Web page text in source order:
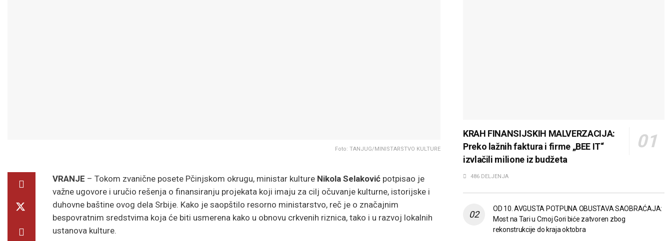
Foto: TANJUG/MINISTARSTVO KULTURE
VRANJE – Tokom zvanične posete Pčinjskom okrugu, ministar kulture Nikola Selaković potpisao je
važne ugovore i uručio rešenja o finansiranju projekata koji imaju za cilj očuvanje kulturne, istorijske i
duhovne baštine ovog dela Srbije. Kako je saopštilo resorno ministarstvo, reč je o značajnim
bespovratnim sredstvima koja će biti usmerena kako u obnovu crkvenih riznica, tako i u razvoj lokalnih
ustanova kulture.
KRAH FINANSIJSKIH MALVERZACIJA:
Preko lažnih faktura i firme „BEE IT“
izvlačili milione iz budžeta
486 DELJENJA
OD 10. AVGUSTA POTPUNA OBUSTAVA SAOBRAĆAJA:
Most na Tari u Crnoj Gori biće zatvoren zbog
rekonstrukcije do kraja oktobra